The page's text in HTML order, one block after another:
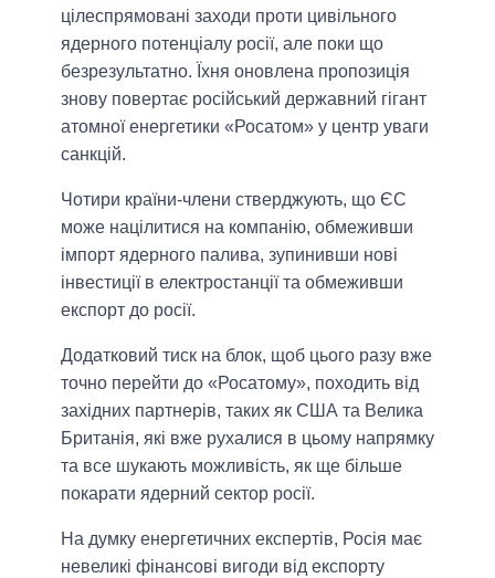
цілеспрямовані заходи проти цивільного
ядерного потенціалу росії, але поки що
безрезультатно. Їхня оновлена ​​пропозиція
знову повертає російський державний гігант
атомної енергетики «Росатом» у центр уваги
санкцій.
Чотири країни-члени стверджують, що ЄС
може націлитися на компанію, обмеживши
імпорт ядерного палива, зупинивши нові
інвестиції в електростанції та обмеживши
експорт до росії.
Додатковий тиск на блок, щоб цього разу вже
точно перейти до «Росатому», походить від
західних партнерів, таких як США та Велика
Британія, які вже рухалися в цьому напрямку
та все шукають можливість, як ще більше
покарати ядерний сектор росії.
На думку енергетичних експертів, Росія має
невеликі фінансові вигоди від експорту